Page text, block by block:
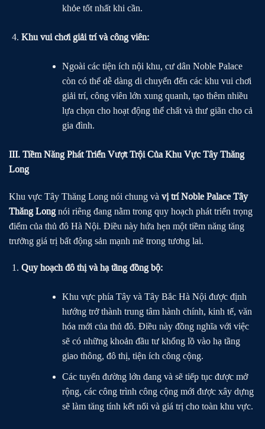
khỏe tốt nhất khi cần.
Khu vui chơi giải trí và công viên:
Ngoài các tiện ích nội khu, cư dân Noble Palace
còn có thể dễ dàng di chuyển đến các khu vui chơi
giải trí, công viên lớn xung quanh, tạo thêm nhiều
lựa chọn cho hoạt động thể chất và thư giãn cho cả
gia đình.
III. Tiềm Năng Phát Triển Vượt Trội Của Khu Vực Tây Thăng
Long
Khu vực Tây Thăng Long nói chung và vị trí Noble Palace Tây
Thăng Long nói riêng đang nằm trong quy hoạch phát triển trọng
điểm của thủ đô Hà Nội. Điều này hứa hẹn một tiềm năng tăng
trưởng giá trị bất động sản mạnh mẽ trong tương lai.
Quy hoạch đô thị và hạ tầng đồng bộ:
Khu vực phía Tây và Tây Bắc Hà Nội được định
hướng trở thành trung tâm hành chính, kinh tế, văn
hóa mới của thủ đô. Điều này đồng nghĩa với việc
sẽ có những khoản đầu tư khổng lồ vào hạ tầng
giao thông, đô thị, tiện ích công cộng.
Các tuyến đường lớn đang và sẽ tiếp tục được mở
rộng, các công trình công cộng mới được xây dựng
sẽ làm tăng tính kết nối và giá trị cho toàn khu vực.